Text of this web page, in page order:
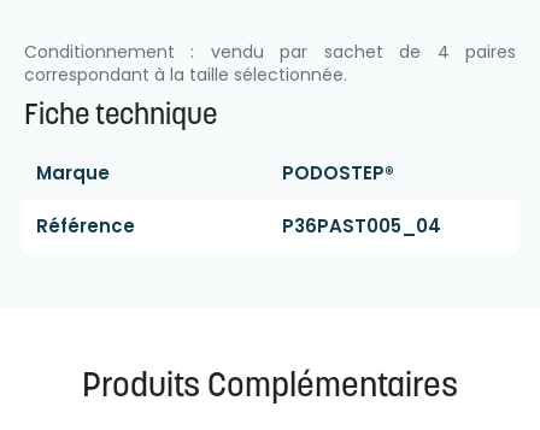
Conditionnement : vendu par sachet de 4 paires
correspondant à la taille sélectionnée.
Fiche technique
Marque PODOSTEP®
Référence P36PAST005_04
Produits Complémentaires